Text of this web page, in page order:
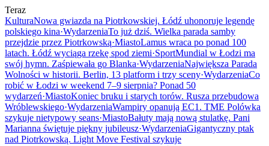
Teraz
KulturaNowa gwiazda na Piotrkowskiej. Łódź uhonoruje legendę
polskiego kina·WydarzeniaTo już dziś. Wielka parada samby
przejdzie przez Piotrkowską·MiastoLamus wraca po ponad 100
latach. Łódź wyciąga rzekę spod ziemi·SportMundial w Łodzi ma
swój hymn. Zaśpiewała go Blanka·WydarzeniaNajwiększa Parada
Wolności w historii. Berlin, 13 platform i trzy sceny·WydarzeniaCo
robić w Łodzi w weekend 7–9 sierpnia? Ponad 50
wydarzeń·MiastoKoniec bruku i starych torów. Rusza przebudowa
Wróblewskiego·WydarzeniaWampiry opanują EC1. TME Polówka
szykuje nietypowy seans·MiastoBałuty mają nową stulatkę. Pani
Marianna świętuje piękny jubileusz·WydarzeniaGigantyczny ptak
nad Piotrkowską. Light Move Festival szykuje